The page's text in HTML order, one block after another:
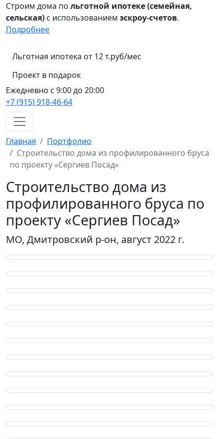
Строим дома по льготной ипотеке (семейная,
сельская) с использованием эскроу-счетов.
Подробнее
Льготная ипотека от 12 т.руб/мес
Проект в подарок
Ежедневно с 9:00 до 20:00
+7 (915) 918-46-64
Главная
Портфолио
Строительство дома из профилированного бруса
по проекту «Сергиев Посад»
Строительство дома из
профилированного бруса по
проекту «Сергиев Посад»
МО, Дмитровский р-он, август 2022 г.